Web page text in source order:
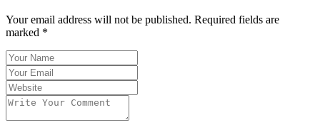
Your email address will not be published. Required fields are
marked *